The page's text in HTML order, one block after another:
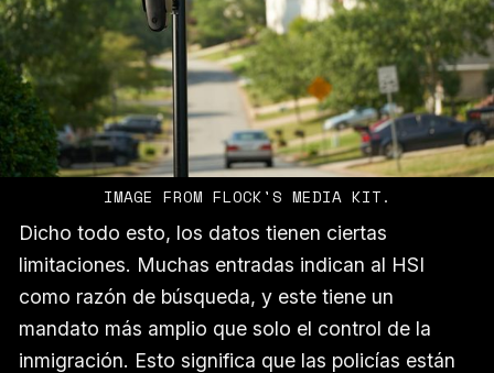
IMAGE FROM FLOCK'S MEDIA KIT.
Dicho todo esto, los datos tienen ciertas
limitaciones. Muchas entradas indican al HSI
como razón de búsqueda, y este tiene un
mandato más amplio que solo el control de la
inmigración. Esto significa que las policías están